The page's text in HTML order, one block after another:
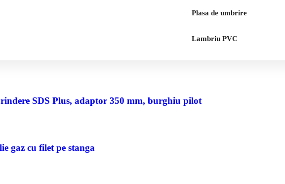
Plasa de umbrire
Lambriu PVC
SDS Plus, adaptor 350 mm, burghiu pilot
gaz cu filet pe stanga